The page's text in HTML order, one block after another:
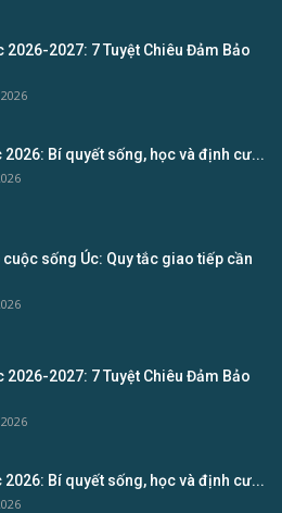
2026-2027: 7 Tuyệt Chiêu Đảm Bảo
2026: Bí quyết sống, học và định cư...
cuộc sống Úc: Quy tắc giao tiếp cần
2026-2027: 7 Tuyệt Chiêu Đảm Bảo
2026: Bí quyết sống, học và định cư...